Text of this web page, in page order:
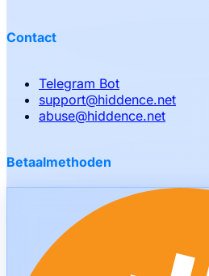
Contact
Telegram Bot
support@hiddence.net
abuse@hiddence.net
Betaalmethoden